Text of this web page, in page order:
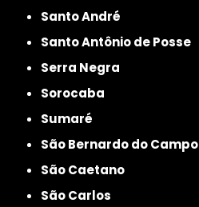
Santo André
Santo Antônio de Posse
Serra Negra
Sorocaba
Sumaré
São Bernardo do Campo
São Caetano
São Carlos